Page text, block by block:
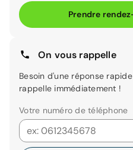
Prendre
On vous rappelle
Besoin d'une réponse
rappelle immédiatement !
Votre numéro de téléphone